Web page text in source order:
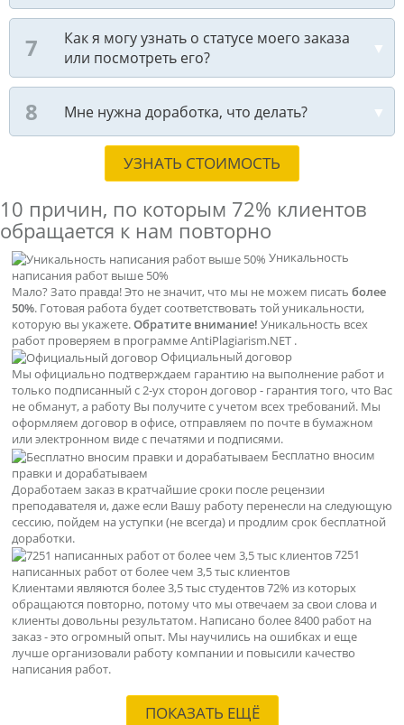
Как я могу узнать о статусе моего заказа
или посмотреть его?
Мне нужна доработка, что делать?
УЗНАТЬ СТОИМОСТЬ
10 причин, по которым 72% клиентов
обращается к нам повторно
Уникальность
написания работ выше 50%
Мало? Зато правда! Это не значит, что мы не можем писать более
50%. Готовая работа будет соответствовать той уникальности,
которую вы укажете.Обратите внимание! Уникальность всех
работ проверяем в программе AntiPlagiarism.NET .
Официальный договор
Мы официально подтверждаем гарантию на выполнение работ и
только подписанный с 2-ух сторон договор - гарантия того, что Вас
не обманут, а работу Вы получите с учетом всех требований. Мы
оформляем договор в офисе, отправляем по почте в бумажном
или электронном виде с печатями и подписями.
Бесплатно вносим
правки и дорабатываем
Доработаем заказ в кратчайшие сроки после рецензии
преподавателя и, даже если Вашу работу перенесли на следующую
сессию, пойдем на уступки (не всегда) и продлим срок бесплатной
доработки.
7251
написанных работ от более чем 3,5 тыс клиентов
Клиентами являются более 3,5 тыс студентов 72% из которых
обращаются повторно, потому что мы отвечаем за свои слова и
клиенты довольны результатом. Написано более 8400 работ на
заказ - это огромный опыт. Мы научились на ошибках и еще
лучше организовали работу компании и повысили качество
написания работ.
ПОКАЗАТЬ ЕЩЁ